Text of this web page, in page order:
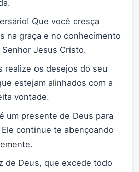
Que você cresça
na graça e no conhecimento
Jesus Cristo.
realize os desejos do seu
estejam alinhados com a
vontade.
um presente de Deus para
continue te abençoando
de Deus, que excede todo